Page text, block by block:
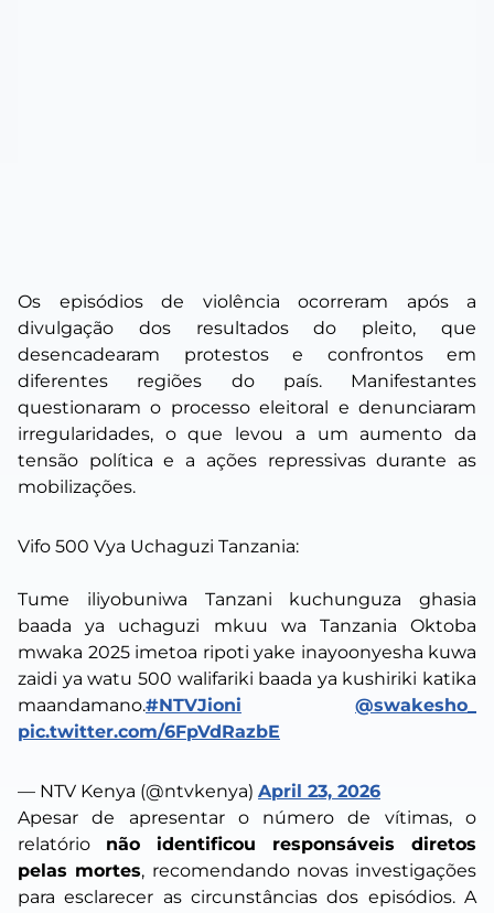
Os episódios de violência ocorreram após a
divulgação dos resultados do pleito, que
desencadearam protestos e confrontos em
diferentes regiões do país. Manifestantes
questionaram o processo eleitoral e denunciaram
irregularidades, o que levou a um aumento da
tensão política e a ações repressivas durante as
mobilizações.
Vifo 500 Vya Uchaguzi Tanzania:
Tume iliyobuniwa Tanzani kuchunguza ghasia
baada ya uchaguzi mkuu wa Tanzania Oktoba
mwaka 2025 imetoa ripoti yake inayoonyesha kuwa
zaidi ya watu 500 walifariki baada ya kushiriki katika
maandamano.#NTVJioni
@swakesho_
pic.twitter.com/6FpVdRazbE
— NTV Kenya (@ntvkenya) April 23, 2026
Apesar de apresentar o número de vítimas, o
relatório não identificou responsáveis diretos
pelas mortes, recomendando novas investigações
para esclarecer as circunstâncias dos episódios. A